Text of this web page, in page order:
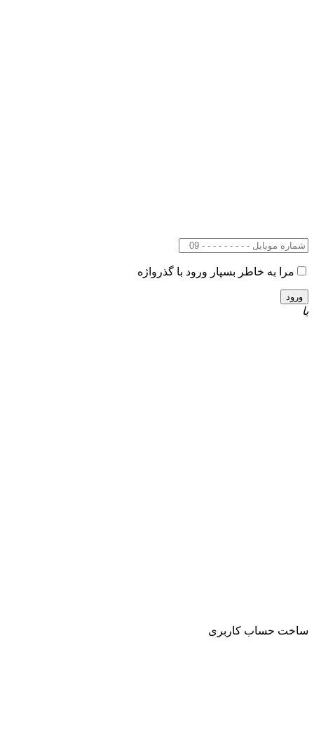
مرا به خاطر بسپار ورود با گذرواژه
یا
ساخت حساب کاربری